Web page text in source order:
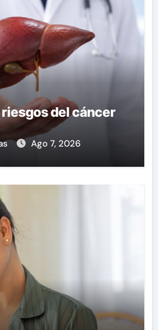
del cáncer
Ago 7, 2026